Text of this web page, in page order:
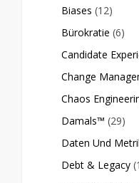
Biases (12)
Bürokratie (6)
Candidate
Change
Chaos
Damals™ (29)
Daten Und
Debt & Legacy